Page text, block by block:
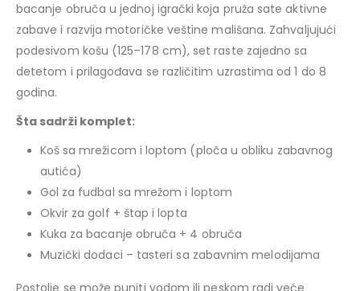
bacanje obruča u jednoj igrački koja pruža sate aktivne
zabave i razvija motoričke veštine mališana. Zahvaljujući
podesivom košu (125–178 cm), set raste zajedno sa
detetom i prilagođava se različitim uzrastima od 1 do 8
godina.
Šta sadrži komplet:
Koš sa mrežicom i loptom (ploča u obliku zabavnog
autića)
Gol za fudbal sa mrežom i loptom
Okvir za golf + štap i lopta
Kuka za bacanje obruča + 4 obruča
Muzički dodaci – tasteri sa zabavnim melodijama